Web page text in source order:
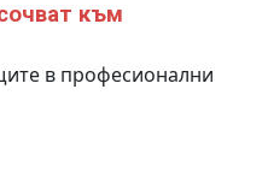
към
в професионални